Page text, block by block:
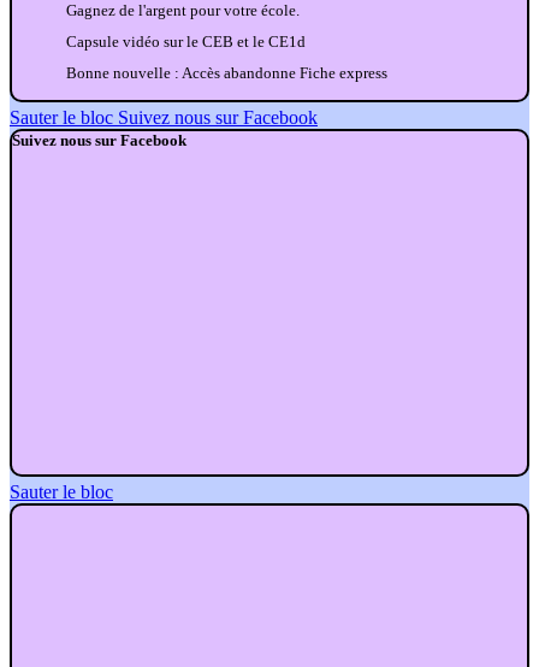
Gagnez de l'argent pour votre école.
Capsule vidéo sur le CEB et le CE1d
Bonne nouvelle : Accès abandonne Fiche express
Sauter le bloc Suivez nous sur Facebook
Suivez nous sur Facebook
Sauter le bloc